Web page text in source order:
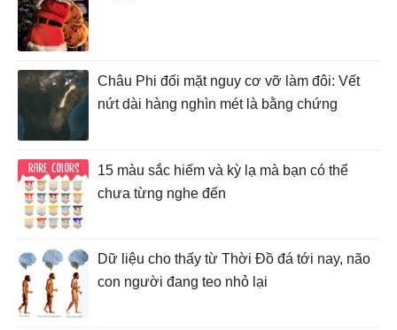
Châu Phi đối mặt nguy cơ vỡ làm đôi: Vết
nứt dài hàng nghìn mét là bằng chứng
15 màu sắc hiếm và kỳ lạ mà bạn có thể
chưa từng nghe đến
Dữ liệu cho thấy từ Thời Đồ đá tới nay, não
con người đang teo nhỏ lại